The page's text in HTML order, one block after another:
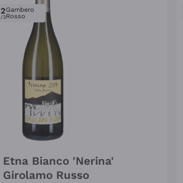
2
/3
Gambero
Rosso
Etna Bianco 'Nerina'
Girolamo Russo